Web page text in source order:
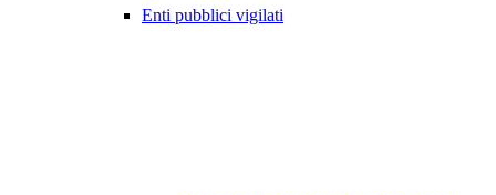
Enti pubblici vigilati